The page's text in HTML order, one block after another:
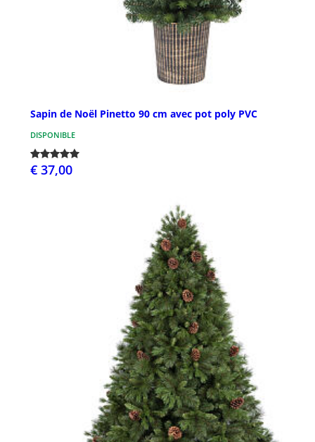
Sapin de Noël Pinetto 90 cm avec pot poly PVC
DISPONIBLE
€ 37,00